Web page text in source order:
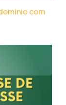
com